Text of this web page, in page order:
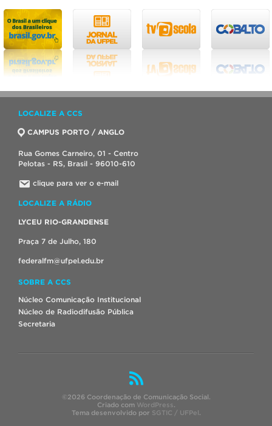
LOCALIZE A CCS
CAMPUS PORTO / ANGLO
Rua Gomes Carneiro, 01 - Centro
Pelotas - RS, Brasil - 96010-610
clique para ver o e-mail
LOCALIZE A RÁDIO
LYCEU RIO-GRANDENSE
Praça 7 de Julho, 180
federalfm@ufpel.edu.br
SOBRE A CCS
Núcleo Comunicação Institucional
Núcleo de Radiodifusão Pública
Secretaria
©2026 Coordenação de Comunicação Social.
Criado com WordPress.
Tema desenvolvido por SGTIC / UFPel.